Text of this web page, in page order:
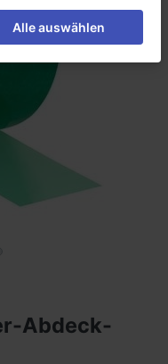
Abdeck-
Alle auswählen